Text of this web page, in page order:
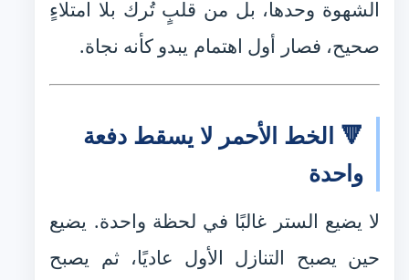
الشهوة وحدها، بل من قلبٍ تُرك بلا امتلاءٍ
صحيح، فصار أول اهتمام يبدو كأنه نجاة.
🔻 الخط الأحمر لا يسقط دفعة
واحدة
لا يضيع الستر غالبًا في لحظة واحدة. يضيع
حين يصبح التنازل الأول عاديًا، ثم يصبح